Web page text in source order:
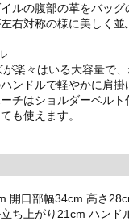
ルの腹部の革をバッグ
右対称の様に美しく並
楽々はいる大容量で
ンドルで軽やかに肩掛
チはショルダーベル
も使えます。
開口部幅34cm 高さ
ち上がり21cm ハンド